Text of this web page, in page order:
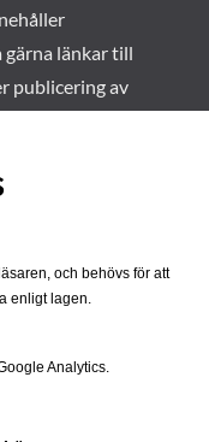
länkar till
publicering av
och behövs för att
enligt lagen.
Analytics.